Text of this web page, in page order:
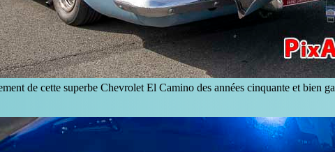
de cette superbe Chevrolet El Camino des années cinquante et bien